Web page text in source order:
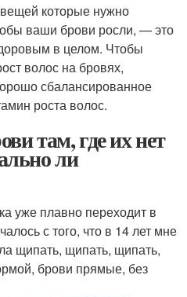
которые нужно
ваши брови росли, — это
в целом. Чтобы
волос на бровях,
сбалансированное
роста волос.
там, где их нет
ли
уже плавно переходит в
с того, что в 14 лет мне
щипать, щипать, щипать,
брови прямые, без